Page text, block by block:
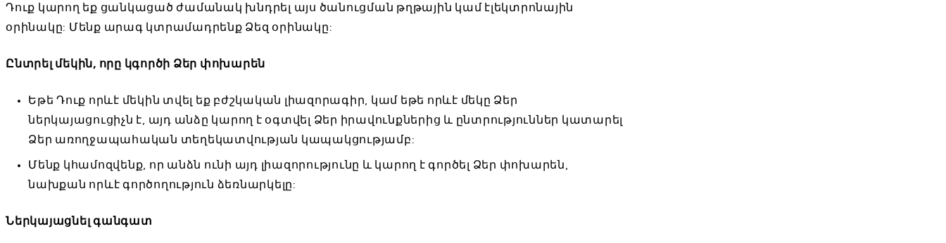
Դուք կարող եք ցանկացած ժամանակ խնդրել այս ծանուցման թղթային կամ էլեկտրոնային
օրինակը: Մենք արագ կտրամադրենք Ձեզ օրինակը:
Ընտրել մեկին, որը կգործի Ձեր փոխարեն
Եթե Դուք որևէ մեկին տվել եք բժշկական լիազորագիր, կամ եթե որևէ մեկը Ձեր
ներկայացուցիչն է, այդ անձը կարող է օգտվել Ձեր իրավունքներից և ընտրություններ կատարել
Ձեր առողջապահական տեղեկատվության կապակցությամբ:
Մենք կհամոզվենք, որ անձն ունի այդ լիազորությունը և կարող է գործել Ձեր փոխարեն,
նախքան որևէ գործողություն ձեռնարկելը:
Ներկայացնել գանգատ